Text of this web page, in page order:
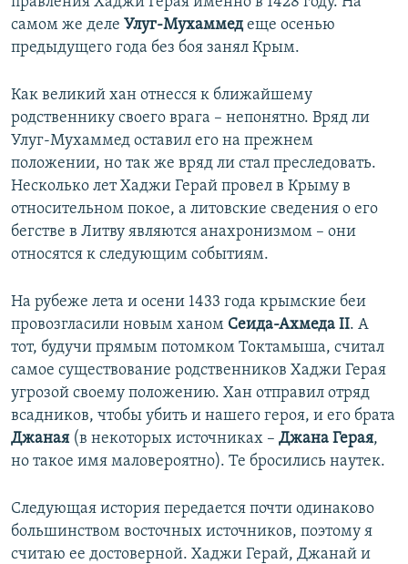
самом же деле Улуг-Мухаммедеще осенью
предыдущего года без боя занял Крым.
Как великий хан отнесся к ближайшему
родственнику своего врага – непонятно. Вряд ли
Улуг-Мухаммед оставил его на прежнем
положении, но так же вряд ли стал преследовать.
Несколько лет Хаджи Герай провел в Крыму в
относительном покое, а литовские сведения о его
бегстве в Литву являются анахронизмом – они
относятся к следующим событиям.
На рубеже лета и осени 1433 года крымские беи
провозгласили новым ханом Сеида-Ахмеда II. А
тот, будучи прямым потомком Токтамыша, считал
самое существование родственников Хаджи Герая
угрозой своему положению. Хан отправил отряд
всадников, чтобы убить и нашего героя, и его брата
Джаная (в некоторых источниках – Джана Герая,
но такое имя маловероятно). Те бросились наутек.
Следующая история передается почти одинаково
большинством восточных источников, поэтому я
считаю ее достоверной. Хаджи Герай, Джанай и